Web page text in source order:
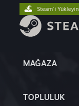
MAĞAZA
TOPLULUK
Steam'i Yükleyin